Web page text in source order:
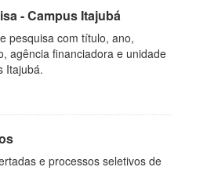
- Campus Itajubá
pesquisa com título, ano,
agência financiadora e unidade
Itajubá.
e processos seletivos de